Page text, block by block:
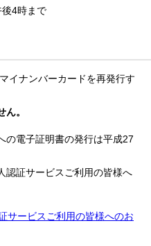
4時まで
イナンバーカードを再発行す
。
の電子証明書の発行は平成27
認証サービスご利用の皆様へ
サービスご利用の皆様へのお